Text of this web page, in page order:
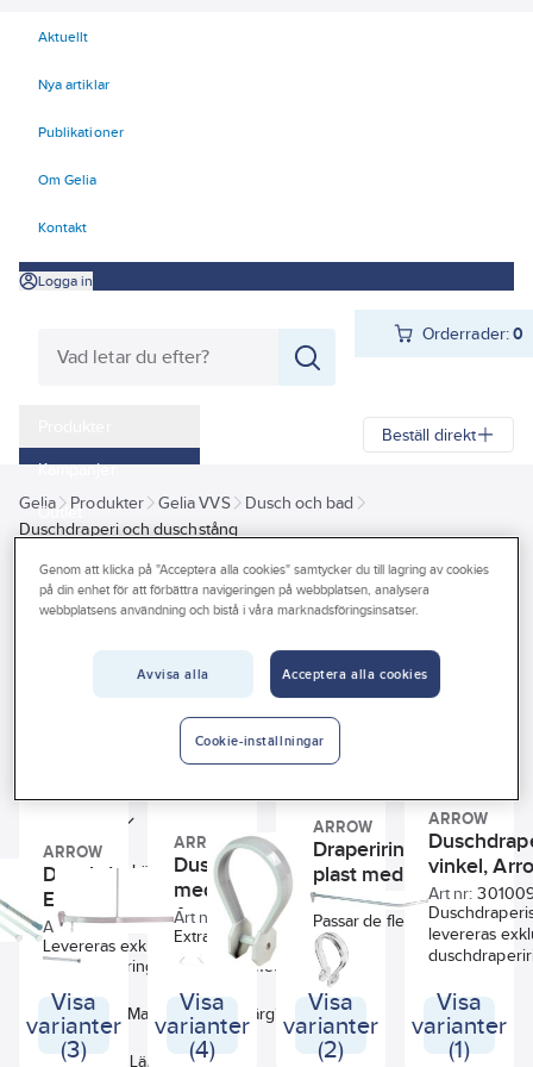
Aktuellt
Nya artiklar
Publikationer
Om Gelia
Kontakt
Logga in
Orderrader:0
Kampanjer
Outlet
Interiör
Guider & inspiration
Beställ direkt
Gelia Produkter Gelia VVS
Dusch och bad
Duschdraperi och duschstång
Duschdraperi och duschstång
Lagerförd
Form Längd
Justerbar inställning
Antal gardinringar Diameter
Färg Material Färg
Höjd Längd
ARROW
Duschdraperistång,
Expander, Arrow
Art nr: 3010090041
Levereras exklusive
duschdraperiringar.
Visa
varianter
(3)
ARROW
Duschdraperistång
med takfäste, Safir,
Arrow
Art nr:
3010090121
Extra kraftiga
aluminiumstänger med
inklusive draperiringar.
Visa
varianter
(4)
ARROW
Draperiringar av
plast med
snäpplåsning
Art nr: 3010090081
Passar de flesta
duschdraperistänger.
Visa
varianter
(2)
ARROW
vinkel,
Art nr:
levereras
Visa
varianter
(1)
Genom att klicka på "Acceptera alla cookies" samtycker du till lagring av cookies
på din enhet för att förbättra navigeringen på webbplatsen, analysera
webbplatsens användning och bistå i våra marknadsföringsinsatser.
Avvisa alla Acceptera alla cookies
Cookie-inställningar